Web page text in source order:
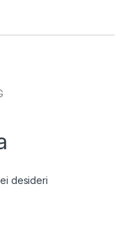
desideri